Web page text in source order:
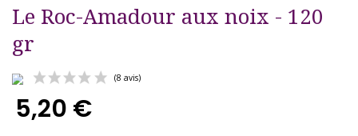
Le Roc-Amadour aux noix - 120
gr
5,20 €